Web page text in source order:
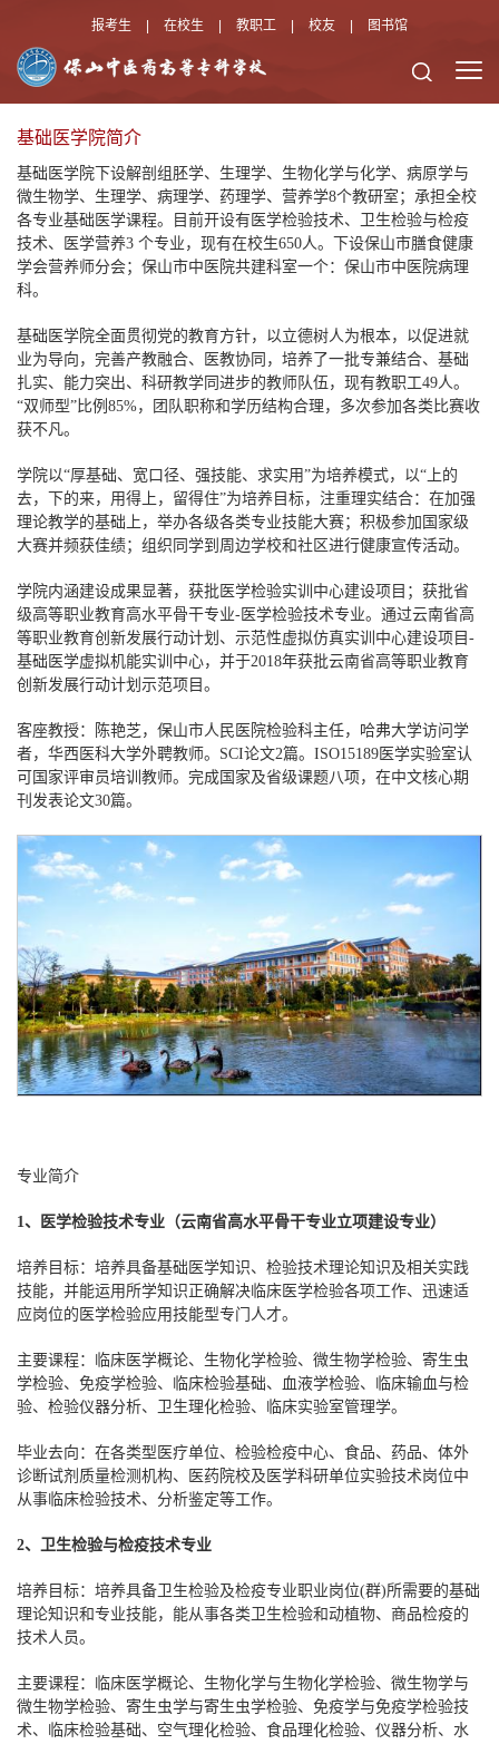
报考生 在校生 教职工 校友 图书馆
基础医学院简介
基础医学院下设解剖组胚学、生理学、生物化学与化学、病原学与
微生物学、生理学、病理学、药理学、营养学8个教研室； 承担全校
各专业基础医学课程。
目前开设有医学检验技术、卫生检验与检疫
技术、医学营养3 个专业，现有在校生650人。 下设保山市膳食健康
学会营养师分会；保山市中医院共建科室一个： 保山市中医院病理
科。
基础医学院全面贯彻党的教育方针，以立德树人为根本，以促进就
业为导向，完善产教融合、医教协同，培养了一批专兼结合、基础
扎实、能力突出、科研教学同进步的教师队伍， 现有教职工49人。
“双师型”比例85%，团队职称和学历结构合理，多次参加各类比赛收
获不凡。
学院以“厚基础、宽口径、强技能、求实用”为培养模式，以“上的
去，下的来，用得上，留得住”为培养目标， 注重理实结合： 在加强
理论教学的基础上， 举办各级各类专业技能大赛；积极参加国家级
大赛并频获佳绩；组织同学到周边学校和社区进行健康宣传活动。
学院内涵建设成果显著，获批医学检验实训中心建设项目； 获批省
级高等职业教育高水平骨干专业-医学检验技术专业。通过云南省高
等职业教育创新发展行动计划 、 示范性虚拟仿真实训中心建设项目 -
基础医学虚拟机能实训中心， 并于2018年获批云南省高等职业教育
创新发展行动计划示范项目。
客座教授：陈艳芝，保山市人民医院检验科主任，哈弗大学访问学
者，华西医科大学外聘教师。 SCI论文2篇。ISO15189医学实验室认
可国家评审员培训教师。完成国家及省级课题八项，在中文核心期
刊发表论文30篇。
专业简介
1、 医学检验技术专业（云南省高水平骨干专业立项建设专业）
培养目标：培养具备基础医学知识、检验技术理论知识及相关实践
技能，并能运用所学知识正确解决临床医学检验各项工作、迅速适
应岗位的医学检验应用技能型专门人才。
主要课程：临床医学概论、生物化学检验、微生物学检验、寄生虫
学检验、免疫学检验、临床检验基础、血液学检验、临床输血与检
验、检验仪器分析、卫生理化检验、临床实验室管理学。
毕业去向：在各类型医疗单位、检验检疫中心、食品、药品、体外
诊断试剂质量检测机构、医药院校及医学科研单位实验技术岗位中
从事临床检验技术、分析鉴定等工作。
2、卫生检验与检疫技术专业
培养目标：培养具备卫生检验及检疫专业职业岗位(群)所需要的基础
理论知识和专业技能，能从事各类卫生检验和动植物、商品检疫的
技术人员。
主要课程：临床医学概论、生物化学与生物化学检验、微生物学与
微生物学检验、寄生虫学与寄生虫学检验、免疫学与免疫学检验技
术、临床检验基础、空气理化检验、食品理化检验、仪器分析、水